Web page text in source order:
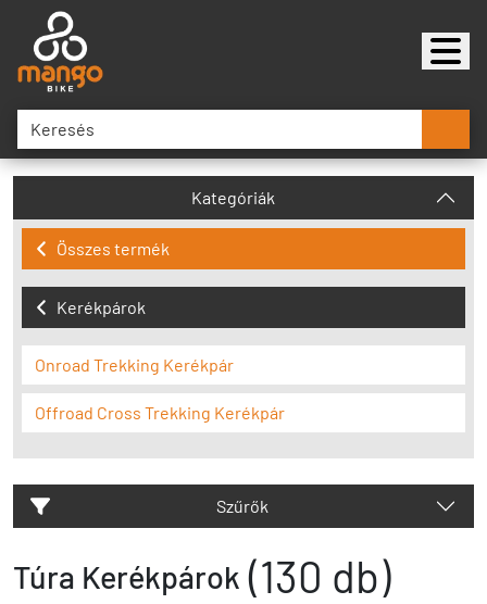
Kategóriák
Összes termék
Kerékpárok
Onroad Trekking Kerékpár
Offroad Cross Trekking Kerékpár
Szűrők
Túra Kerékpárok (130 db)